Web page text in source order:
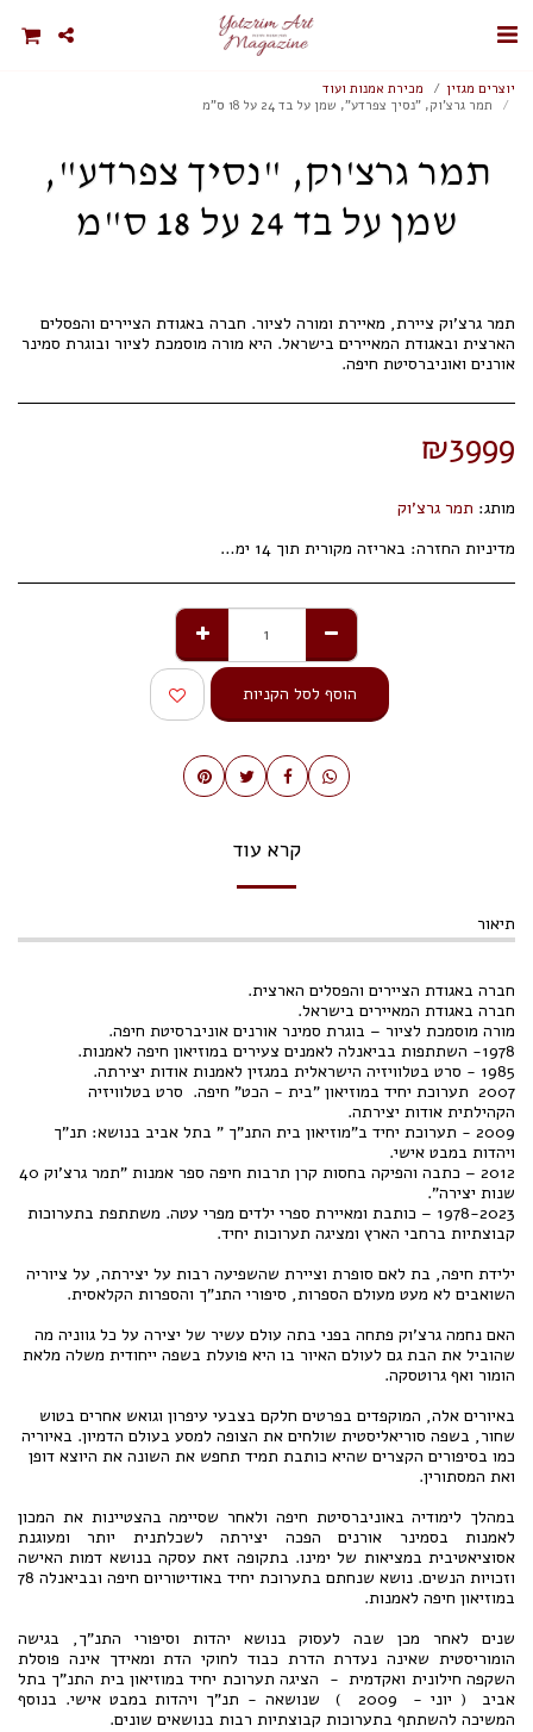
יוצרים מגזין
מכירת אמנות ועוד
תמר גרצ'וק, "נסיך צפרדע", שמן על בד 24 על 18 ס"מ
תמר גרצ'וק, "נסיך צפרדע",
שמן על בד 24 על 18 ס"מ
תמר גרצ'וק ציירת, מאיירת ומורה לציור. חברה באגודת הציירים והפסלים
הארצית ובאגודת המאיירים בישראל. היא מורה מוסמכת לציור ובוגרת סמינר
אורנים ואוניברסיטת חיפה.
₪3999
מותג: תמר גרצ'וק
מדיניות החזרה: באריזה מקורית תוך 14 ימי עסקים.
הוסף לסל הקניות
קרא עוד
תיאור
חברה באגודת הציירים והפסלים הארצית.
חברה באגודת המאיירים בישראל.
מורה מוסמכת לציור – בוגרת סמינר אורנים אוניברסיטת חיפה.
1978- השתתפות בביאנלה לאמנים צעירים במוזיאון חיפה לאמנות.
1985 - סרט בטלוויזיה הישראלית במגזין לאמנות אודות יצירתה.
2007 תערוכת יחיד במוזיאון "בית - הכט" חיפה. סרט בטלוויזיה
הקהילתית אודות יצירתה.
2009 - תערוכת יחיד ב"מוזיאון בית התנ"ך " בתל אביב בנושא: תנ"ך
ויהדות במבט אישי.
2012 – כתבה והפיקה בחסות קרן תרבות חיפה ספר אמנות "תמר גרצ'וק 40
שנות יצירה".
1978-2023 – כותבת ומאיירת ספרי ילדים מפרי עטה. משתתפת בתערוכות
קבוצתיות ברחבי הארץ ומציגה תערוכות יחיד.
ילידת חיפה, בת לאם סופרת וציירת שהשפיעה רבות על יצירתה, על ציוריה
השואבים לא מעט מעולם הספרות, סיפורי התנ"ך והספרות הקלאסית.
האם נחמה גרצ'וק פתחה בפני בתה עולם עשיר של יצירה על כל גווניה מה
שהוביל את הבת גם לעולם האיור בו היא פועלת בשפה ייחודית משלה מלאת
הומור ואף גרוטסקה.
באיורים אלה, המוקפדים בפרטים חלקם בצבעי עיפרון וגואש אחרים בטוש
שחור, בשפה סוריאליסטית שולחים את הצופה למסע בעולם הדמיון. באיוריה
כמו בסיפורים הקצרים שהיא כותבת תמיד תחפש את השונה את היוצא דופן
ואת המסתורין.
במהלך לימודיה באוניברסיטת חיפה ולאחר שסיימה בהצטיינות את המכון
לאמנות בסמינר אורנים הפכה יצירתה לשכלתנית יותר ומעוגנת
אסוציאטיבית במציאות של ימינו. בתקופה זאת עסקה בנושא דמות האישה
וזכויות הנשים. נושא שנחתם בתערוכת יחיד באודיטוריום חיפה ובביאנלה 78
במוזיאון חיפה לאמנות.
שנים לאחר מכן שבה לעסוק בנושא יהדות וסיפורי התנ"ך, בגישה
הומוריסטית שאינה נעדרת הדרת כבוד לחוקי הדת ומאידך אינה פוסלת
השקפה חילונית ואקדמית - הציגה תערוכת יחיד במוזיאון בית התנ"ך בתל
אביב ( יוני - 2009 ) שנושאה - תנ"ך ויהדות במבט אישי. בנוסף
המשיכה להשתתף בתערוכות קבוצתיות רבות בנושאים שונים.